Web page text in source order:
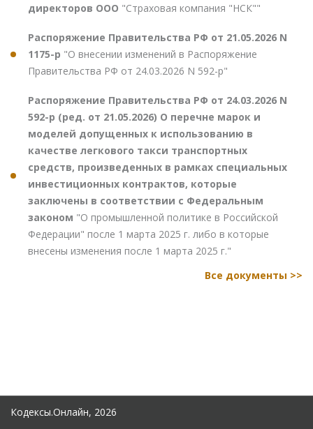
директоров ООО "Страховая компания "НСК""
Распоряжение Правительства РФ от 21.05.2026 N
1175-р "О внесении изменений в Распоряжение
Правительства РФ от 24.03.2026 N 592-р"
Распоряжение Правительства РФ от 24.03.2026 N
592-р (ред. от 21.05.2026) О перечне марок и
моделей допущенных к использованию в
качестве легкового такси транспортных
средств, произведенных в рамках специальных
инвестиционных контрактов, которые
заключены в соответствии с Федеральным
законом "О промышленной политике в Российской
Федерации" после 1 марта 2025 г. либо в которые
внесены изменения после 1 марта 2025 г."
Все документы >>
Кодексы.Онлайн, 2026